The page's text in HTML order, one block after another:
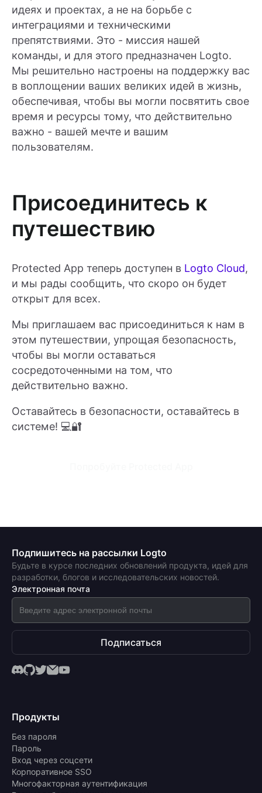
идеях и проектах, а не на борьбе с
интеграциями и техническими
препятствиями. Это - миссия нашей
команды, и для этого предназначен Logto.
Мы решительно настроены на поддержку вас
в воплощении ваших великих идей в жизнь,
обеспечивая, чтобы вы могли посвятить свое
время и ресурсы тому, что действительно
важно - вашей мечте и вашим
пользователям.
Присоединитесь к
путешествию
Protected App теперь доступен в Logto Cloud,
и мы рады сообщить, что скоро он будет
открыт для всех.
Мы приглашаем вас присоединиться к нам в
этом путешествии, упрощая безопасность,
чтобы вы могли оставаться
сосредоточенными на том, что
действительно важно.
Оставайтесь в безопасности, оставайтесь в
системе! 💻🔐
Подпишитесь на рассылки Logto
Будьте в курсе последних обновлений продукта, идей для
разработки, блогов и исследовательских новостей.
Электронная почта
Подписаться
Продукты
Без пароля
Пароль
Вход через соцсети
Корпоративное SSO
Многофакторная аутентификация